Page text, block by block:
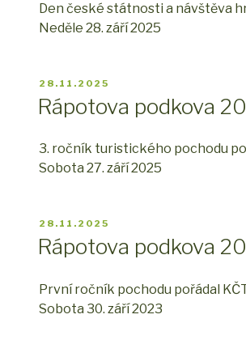
Den české státnosti a návštěva
Neděle 28. září 2025
PUBLIKOVÁNO
28.11.2025
Rápotova podkova
3. ročník turistického pochodu
Sobota 27. září 2025
PUBLIKOVÁNO
28.11.2025
Rápotova podkova
První ročník pochodu pořádal
Sobota 30. září 2023